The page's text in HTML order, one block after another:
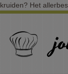
kruiden? Het